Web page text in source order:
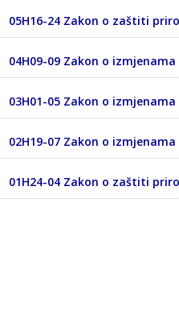
05H16-24 Zakon o zaštiti
04H09-09 Zakon o
03H01-05 Zakon o
02H19-07 Zakon o
01H24-04 Zakon o zaštiti